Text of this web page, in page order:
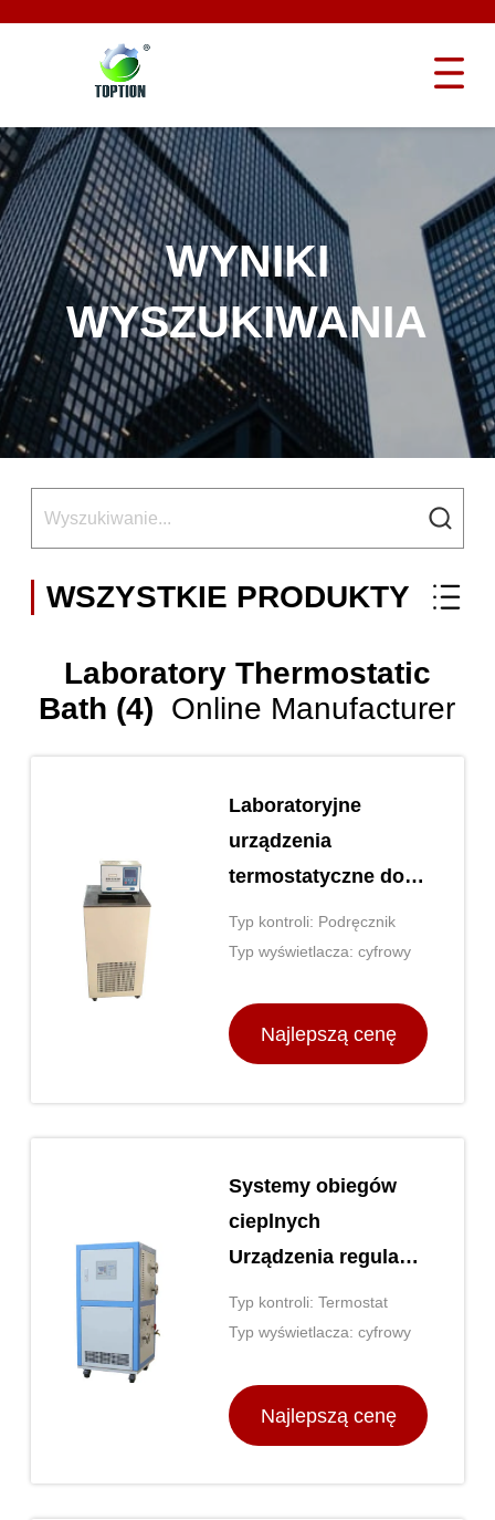
WYNIKI
WYSZUKIWANIA
WSZYSTKIE PRODUKTY
Laboratory Thermostatic
Bath (4) Online Manufacturer
Laboratoryjne
urządzenia
termostatyczne do
kontroli temperatury
kąpieli
Typ kontroli: Podręcznik
Typ wyświetlacza: cyfrowy
Najlepszą cenę
Systemy obiegów
cieplnych
Urządzenia regulacji
temperatury Stal
nierdzewna
Typ kontroli: Termostat
Typ wyświetlacza: cyfrowy
Najlepszą cenę